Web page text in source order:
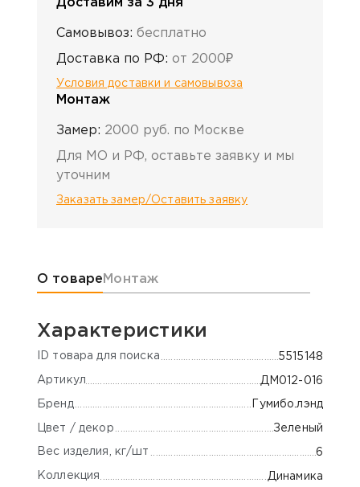
Доставим за 3 дня
Самовывоз: бесплатно
Доставка по РФ: от 2000₽
Условия доставки и самовывоза
Монтаж
Замер: 2000 руб. по Москве
Для МО и РФ, оставьте заявку и мы
уточним
Заказать замер/Оставить заявку
Информация о товаре
О товаре Монтаж
Характеристики
ID товара для поиска 5515148
Артикул ДМ012-016
Бренд Гумибо.лэнд
Цвет / декор Зеленый
Вес изделия, кг/шт 6
Коллекция Динамика